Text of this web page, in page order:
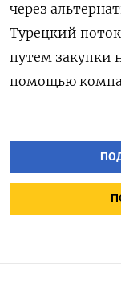
через
Турецкий
путем закупки
помощью